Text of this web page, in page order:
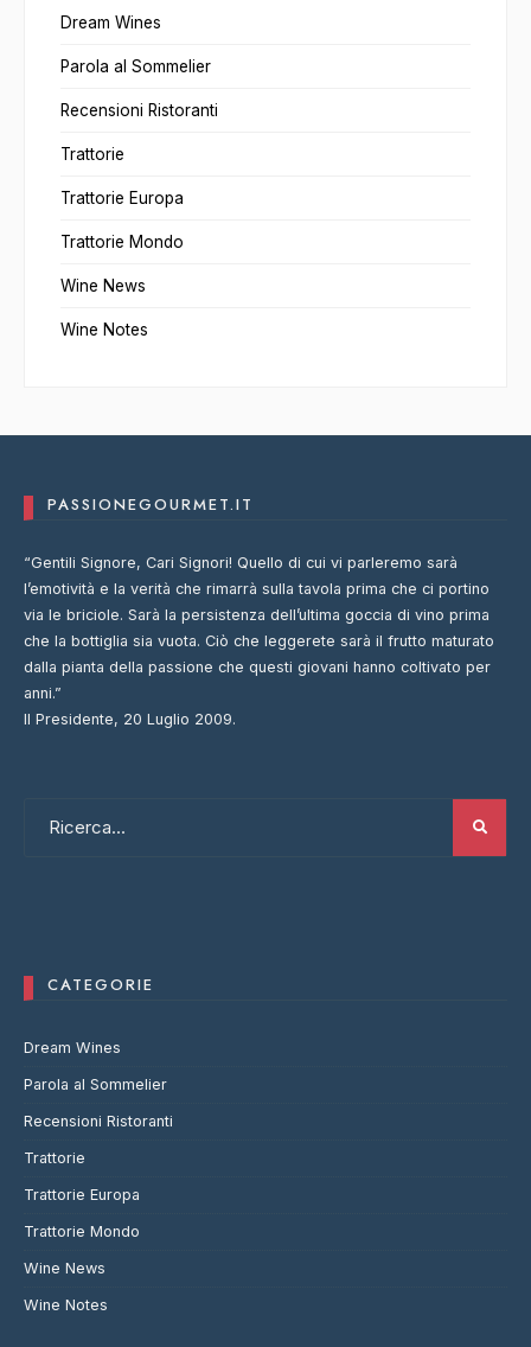
Dream Wines
Parola al Sommelier
Recensioni Ristoranti
Trattorie
Trattorie Europa
Trattorie Mondo
Wine News
Wine Notes
PASSIONEGOURMET.IT
“Gentili Signore, Cari Signori! Quello di cui vi parleremo sarà
l’emotività e la verità che rimarrà sulla tavola prima che ci portino
via le briciole. Sarà la persistenza dell’ultima goccia di vino prima
che la bottiglia sia vuota. Ciò che leggerete sarà il frutto maturato
dalla pianta della passione che questi giovani hanno coltivato per
anni.”
Il Presidente, 20 Luglio 2009.
CATEGORIE
Dream Wines
Parola al Sommelier
Recensioni Ristoranti
Trattorie
Trattorie Europa
Trattorie Mondo
Wine News
Wine Notes